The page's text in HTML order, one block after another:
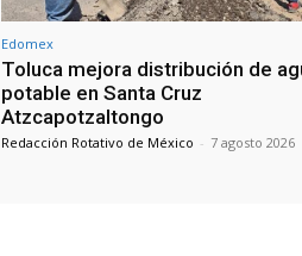
Edomex
Toluca mejora distribución de
potable en Santa Cruz
Atzcapotzaltongo
Redacción Rotativo de México - 7 agosto 2026